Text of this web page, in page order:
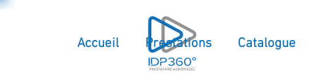
Accueil Prestations Catalogue